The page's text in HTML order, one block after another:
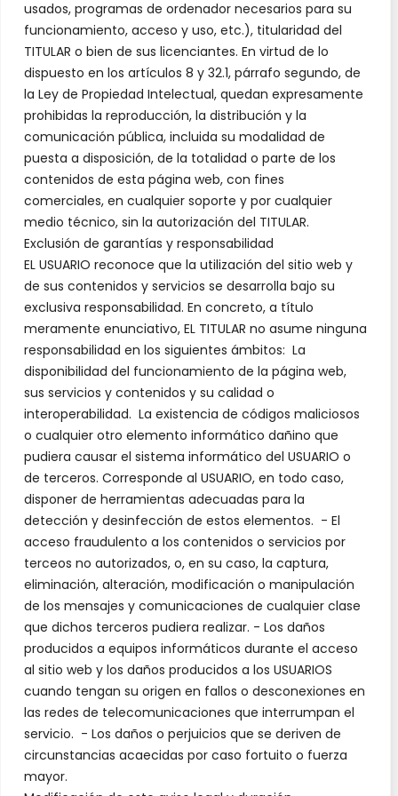
usados, programas de ordenador necesarios para su
funcionamiento, acceso y uso, etc.), titularidad del
TITULAR o bien de sus licenciantes. En virtud de lo
dispuesto en los artículos 8 y 32.1, párrafo segundo, de
la Ley de Propiedad Intelectual, quedan expresamente
prohibidas la reproducción, la distribución y la
comunicación pública, incluida su modalidad de
puesta a disposición, de la totalidad o parte de los
contenidos de esta página web, con fines
comerciales, en cualquier soporte y por cualquier
medio técnico, sin la autorización del TITULAR.
Exclusión de garantías y responsabilidad
EL USUARIO reconoce que la utilización del sitio web y
de sus contenidos y servicios se desarrolla bajo su
exclusiva responsabilidad. En concreto, a título
meramente enunciativo, EL TITULAR no asume ninguna
responsabilidad en los siguientes ámbitos: La
disponibilidad del funcionamiento de la página web,
sus servicios y contenidos y su calidad o
interoperabilidad. La existencia de códigos maliciosos
o cualquier otro elemento informático dañino que
pudiera causar el sistema informático del USUARIO o
de terceros. Corresponde al USUARIO, en todo caso,
disponer de herramientas adecuadas para la
detección y desinfección de estos elementos. - El
acceso fraudulento a los contenidos o servicios por
terceos no autorizados, o, en su caso, la captura,
eliminación, alteración, modificación o manipulación
de los mensajes y comunicaciones de cualquier clase
que dichos terceros pudiera realizar. - Los daños
producidos a equipos informáticos durante el acceso
al sitio web y los daños producidos a los USUARIOS
cuando tengan su origen en fallos o desconexiones en
las redes de telecomunicaciones que interrumpan el
servicio. - Los daños o perjuicios que se deriven de
circunstancias acaecidas por caso fortuito o fuerza
mayor.